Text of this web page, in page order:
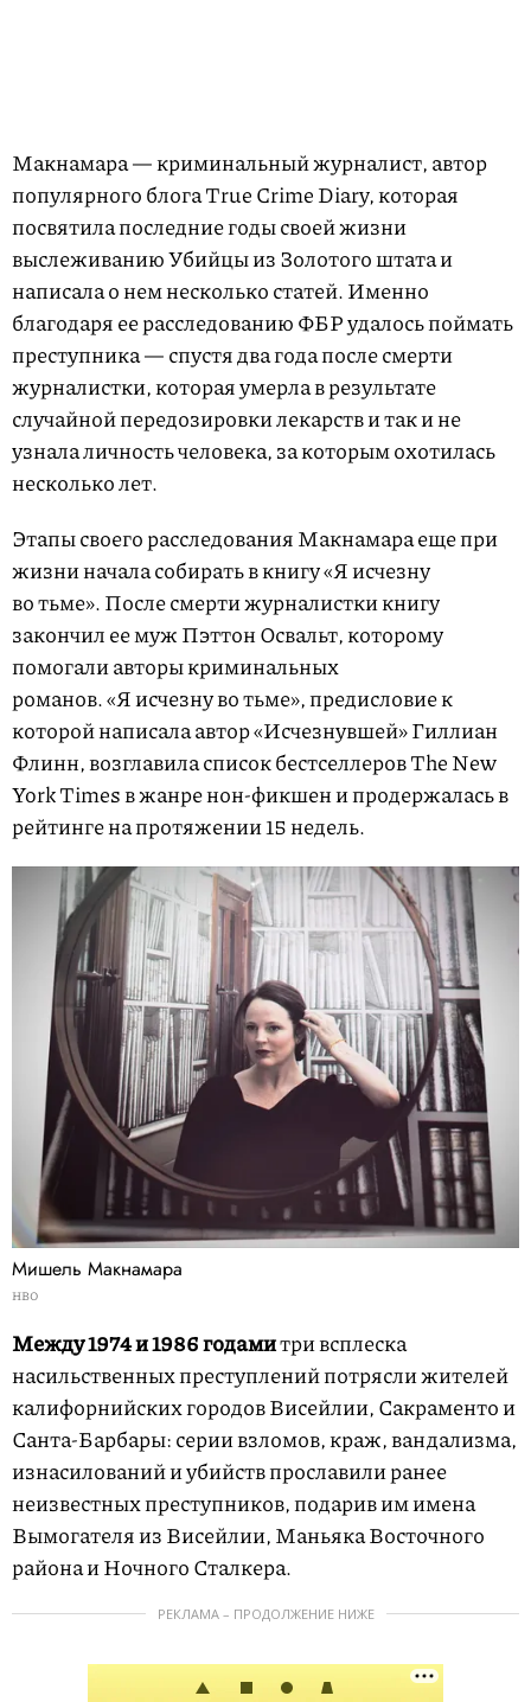
Макнамара — криминальный журналист, автор
популярного блога True Crime Diary, которая
посвятила последние годы своей жизни
выслеживанию Убийцы из Золотого штата и
написала о нем несколько статей. Именно
благодаря ее расследованию ФБР удалось поймать
преступника — спустя два года после смерти
журналистки, которая умерла в результате
случайной передозировки лекарств и так и не
узнала личность человека, за которым охотилась
несколько лет.
Этапы своего расследования Макнамара еще при
жизни начала собирать в книгу «Я исчезну
во тьме». После смерти журналистки книгу
закончил ее муж Пэттон Освальт, которому
помогали авторы криминальных
романов. «Я исчезну во тьме», предисловие к
которой написала автор «Исчезнувшей» Гиллиан
Флинн, возглавила список бестселлеров The New
York Times в жанре нон-фикшен и продержалась в
рейтинге на протяжении 15 недель.
Мишель Макнамара
HBO
Между 1974 и 1986 годамитри всплеска
насильственных преступлений потрясли жителей
калифорнийских городов Висейлии, Сакраменто и
Санта-Барбары: серии взломов, краж, вандализма,
изнасилований и убийств прославили ранее
неизвестных преступников, подарив им имена
Вымогателя из Висейлии, Маньяка Восточного
района и Ночного Сталкера.
РЕКЛАМА – ПРОДОЛЖЕНИЕ НИЖЕ